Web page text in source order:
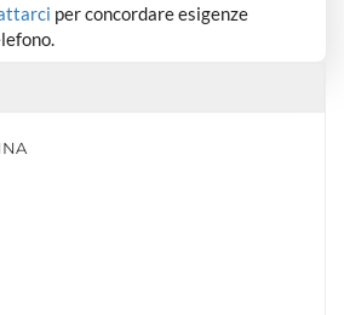
per concordare esigenze